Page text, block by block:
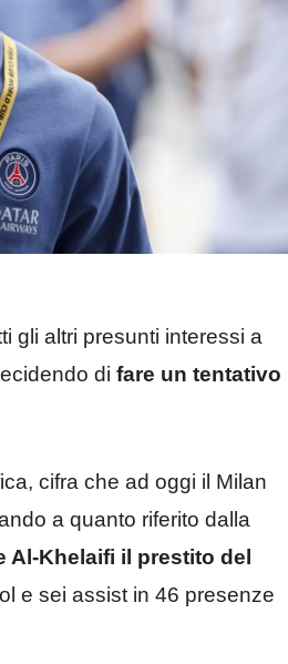
gli altri presunti interessi a
di fare un tentativo
cifra che ad oggi il Milan
a quanto riferito dalla
Al-Khelaifi il prestito del
e sei assist in 46 presenze